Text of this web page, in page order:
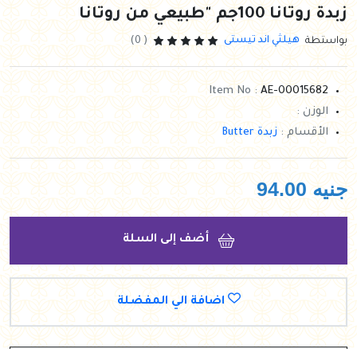
زبدة روتانا 100جم "طبيعي من روتانا
بواستطة هيلثي اند تيستى ( 0)
Item No :AE-00015682
الوزن :
الأقسام : زبدة Butter
جنيه 94.00
أضف إلى السلة
اضافة الي المفضلة